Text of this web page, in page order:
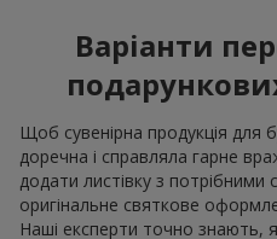
Варіанти
Щоб сувенірна продукція для
доречна і справляла гарне
додати листівку з
оригінальне святкове
Наші експерти точно знають,